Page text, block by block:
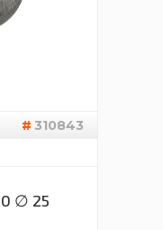
310843
∅ 25